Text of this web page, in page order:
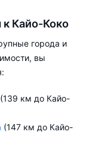
Кайо-Коко
города и
вы
(139 км до Кайо-
(147 км до Кайо-